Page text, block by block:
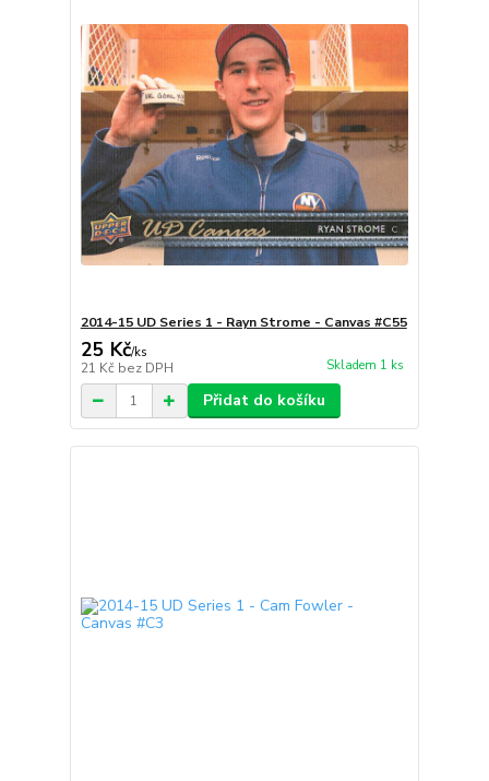
2014-15 UD Series 1 - Rayn Strome - Canvas #C55
25 Kč/ks
21 Kč bez DPH Skladem 1 ks
Přidat do košíku